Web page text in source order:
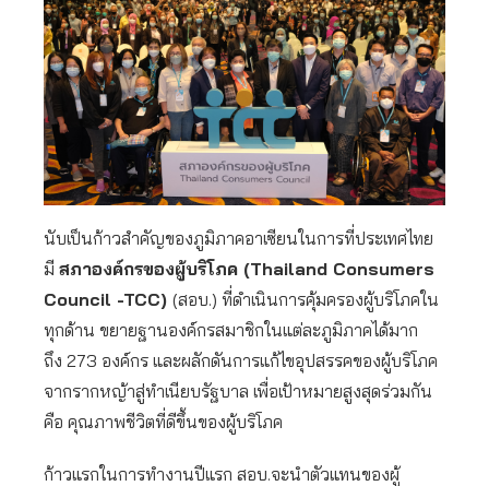
นับเป็นก้าวสำคัญของภูมิภาคอาเซียนในการที่ประเทศไทย
มี สภาองค์กรของผู้บริโภค (Thailand Consumers
Council -TCC) (สอบ.) ที่ดำเนินการคุ้มครองผู้บริโภคใน
ทุกด้าน ขยายฐานองค์กรสมาชิกในแต่ละภูมิภาคได้มาก
ถึง 273 องค์กร และผลักดันการแก้ไขอุปสรรคของผู้บริโภค
จากรากหญ้าสู่ทำเนียบรัฐบาล เพื่อเป้าหมายสูงสุดร่วมกัน
คือ คุณภาพชีวิตที่ดีขึ้นของผู้บริโภค
ก้าวแรกในการทำงานปีแรก สอบ.จะนำตัวแทนของผู้